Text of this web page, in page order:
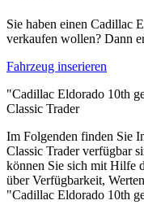
Sie haben einen Cadillac
verkaufen wollen? Dann
Fahrzeug inserieren
"Cadillac Eldorado 10th
Classic Trader
Im Folgenden finden Sie
Classic Trader verfügbar
können Sie sich mit Hilfe
über Verfügbarkeit,
"Cadillac Eldorado 10th